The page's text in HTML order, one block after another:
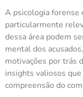
A psicologia forense
particularmente
dessa área podem
mental dos
motivações por trás
insights valiosos
compreensão do